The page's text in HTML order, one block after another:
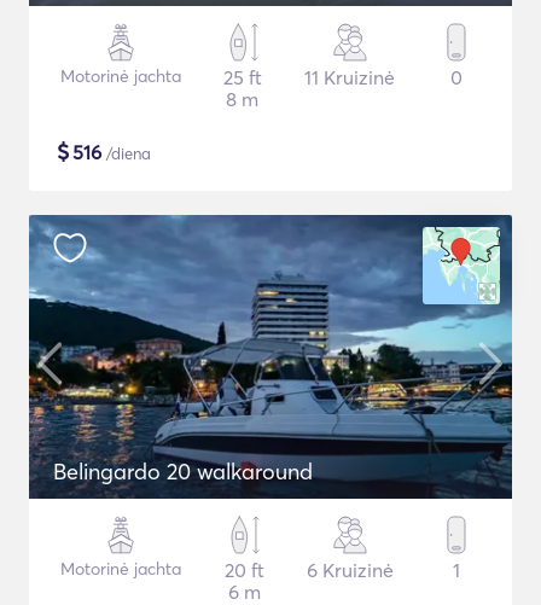
Motorinė jachta
25 ft
8 m
11 Kruizinė 0
$516 /diena
Belingardo 20 walkaround
Motorinė jachta
20 ft
6 m
6 Kruizinė 1